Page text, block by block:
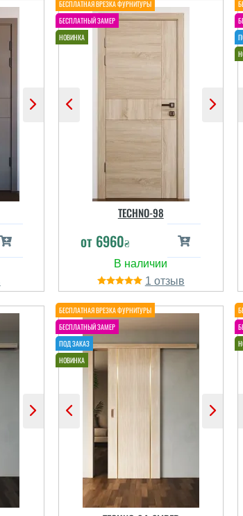
TECHNO-98
от 6960₴
1